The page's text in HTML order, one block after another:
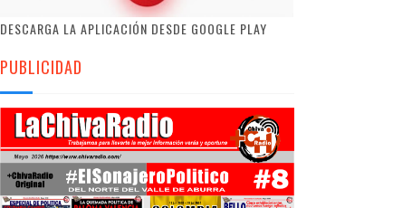
DESCARGA LA APLICACIÓN DESDE GOOGLE PLAY
PUBLICIDAD